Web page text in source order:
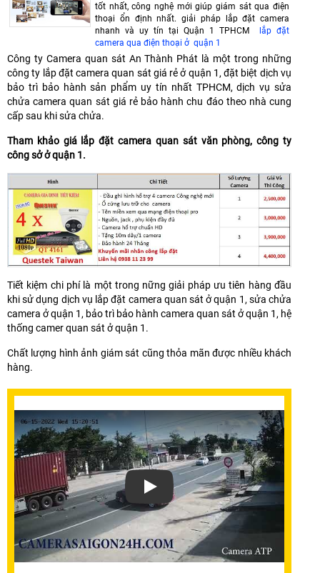
tốt nhất, công nghệ mới giúp giám sát qua điện
thoại ổn định nhất. giải pháp lắp đặt camera
nhanh và uy tín tại Quận 1 TPHCM lắp đặt
camera qua điện thoại ở quận 1
Công ty Camera quan sát An Thành Phát là một trong những
công ty lắp đặt camera quan sát giá rẻ ở quận 1, đặt biệt dịch vụ
bảo trì bảo hành sản phẩm uy tín nhất TPHCM, dịch vụ sửa
chửa camera quan sát giá rẻ bảo hành chu đáo theo nhà cung
cấp sau khi sửa chửa.
Tham khảo giá lắp đặt camera quan sát văn phòng, công ty
công sở ở quận 1.
Tiết kiệm chi phí là một trong nững giải pháp ưu tiên hàng đầu
khi sử dụng dịch vụ lắp đặt camera quan sát ở quận 1, sửa chửa
camera ở quận 1, bảo trì bảo hành camera quan sát ở quận 1, hệ
thống camer quan sát ở quận 1.
Chất lượng hình ảnh giám sát cũng thỏa mãn được nhiều khách
hàng.
Xem video Bảo Trì Bảo Hành Sửa